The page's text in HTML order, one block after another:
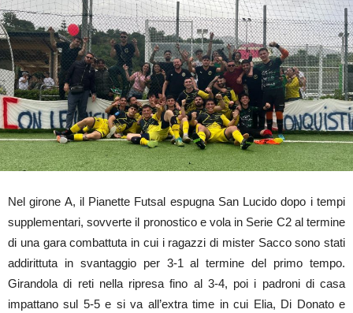
Nel girone A, il Pianette Futsal espugna San Lucido dopo i tempi
supplementari, sovverte il pronostico e vola in Serie C2 al termine
di una gara combattuta in cui i ragazzi di mister Sacco sono stati
addirittuta in svantaggio per 3-1 al termine del primo tempo.
Girandola di reti nella ripresa fino al 3-4, poi i padroni di casa
impattano sul 5-5 e si va all’extra time in cui Elia, Di Donato e